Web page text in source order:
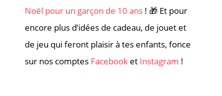
Noël pour un garçon de 10 ans ! 🎁 Et pour
encore plus d’idées de cadeau, de jouet et
de jeu qui feront plaisir à tes enfants, fonce
sur nos comptes Facebook et Instagram !